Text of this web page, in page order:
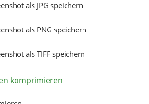
als JPG speichern
als PNG speichern
als TIFF speichern
komprimieren